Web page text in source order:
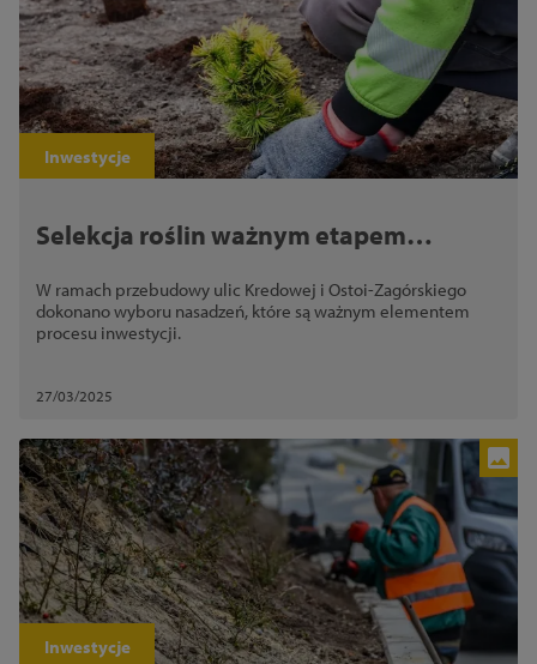
Inwestycje
Selekcja roślin ważnym etapem
W ramach przebudowy ulic Kredowej i Ostoi-Zagórskiego
dokonano wyboru nasadzeń, które są ważnym elementem
procesu inwestycji.
27/03/2025
Inwestycje